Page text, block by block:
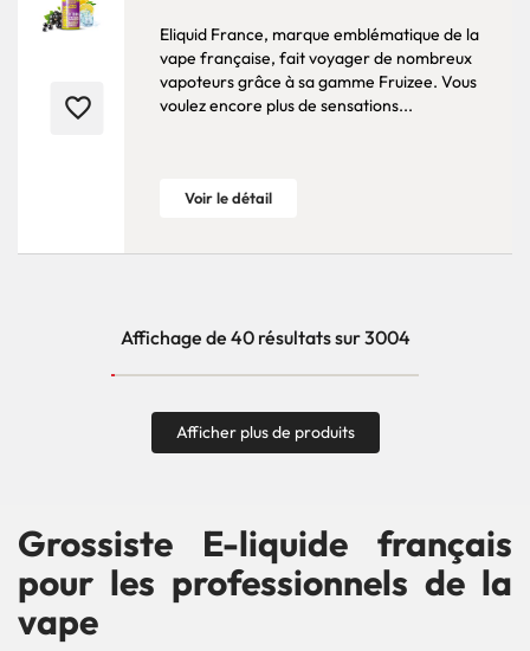
favorite_border
Eliquid France, marque emblématique de la
vape française, fait voyager de nombreux
vapoteurs grâce à sa gamme Fruizee. Vous
voulez encore plus de sensations...
Voir le détail
Affichage de 40 résultats sur 3004
Afficher plus de produits
Grossiste E-liquide français
pour les professionnels de la
vape